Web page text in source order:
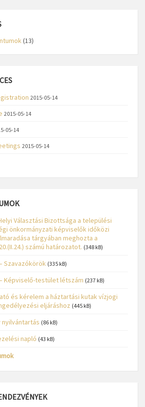
(13)
2015-05-14
2015-05-14
05-14
2015-05-14
Választási Bizottsága a települési
önkormányzati képviselők időközi
tárgyában meghozta a
számú határozatot. (348 kB)
Szavazókörök (335 kB)
Képviselő-testület létszám (237 kB)
és kérelem a háztartási kutak vízjogi
eljáráshoz (445 kB)
(86 kB)
napló (43 kB)